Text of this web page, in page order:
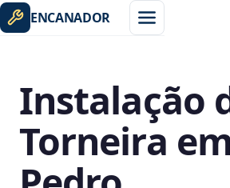
ENCANADOR
Instalação
Torneira